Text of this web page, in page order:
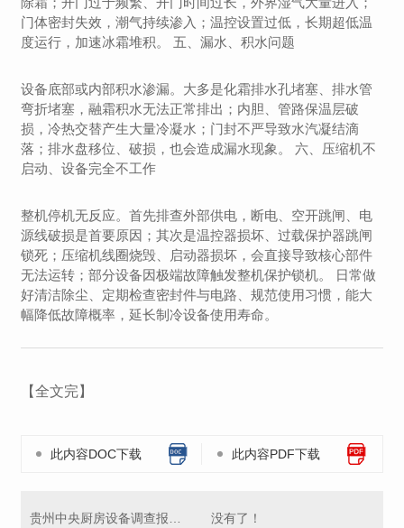
门体密封失效，潮气持续渗入；温控设置过低，长期超低温
度运行，加速冰霜堆积。 五、漏水、积水问题
设备底部或内部积水渗漏。大多是化霜排水孔堵塞、排水管
弯折堵塞，融霜积水无法正常排出；内胆、管路保温层破
损，冷热交替产生大量冷凝水；门封不严导致水汽凝结滴
落；排水盘移位、破损，也会造成漏水现象。 六、压缩机不
启动、设备完全不工作
整机停机无反应。首先排查外部供电，断电、空开跳闸、电
源线破损是首要原因；其次是温控器损坏、过载保护器跳闸
锁死；压缩机线圈烧毁、启动器损坏，会直接导致核心部件
无法运转；部分设备因极端故障触发整机保护锁机。 日常做
好清洁除尘、定期检查密封件与电路、规范使用习惯，能大
幅降低故障概率，延长制冷设备使用寿命。
【全文完】
此内容DOC下载 此内容PDF下载
贵州中央厨房设备调查报告：行业发展现状与前景展望 没有了！